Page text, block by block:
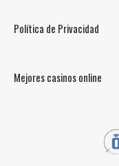
Política de Privacidad
Mejores casinos online